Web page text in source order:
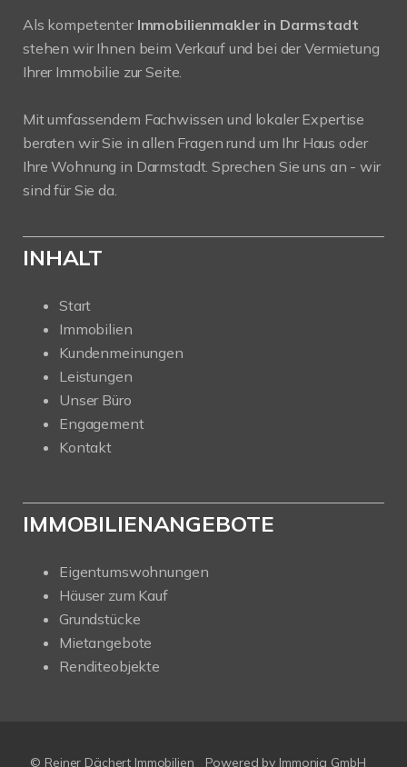
Als kompetenter Immobilienmakler in Darmstadt
stehen wir Ihnen beim Verkauf und bei der Vermietung
Ihrer Immobilie zur Seite.
Mit umfassendem Fachwissen und lokaler Expertise
beraten wir Sie in allen Fragen rund um Ihr Haus oder
Ihre Wohnung in Darmstadt. Sprechen Sie uns an - wir
sind für Sie da.
INHALT
Start
Immobilien
Kundenmeinungen
Leistungen
Unser Büro
Engagement
Kontakt
IMMOBILIENANGEBOTE
Eigentumswohnungen
Häuser zum Kauf
Grundstücke
Mietangebote
Renditeobjekte
© Reiner Dächert Immobilien Powered by Immonia GmbH